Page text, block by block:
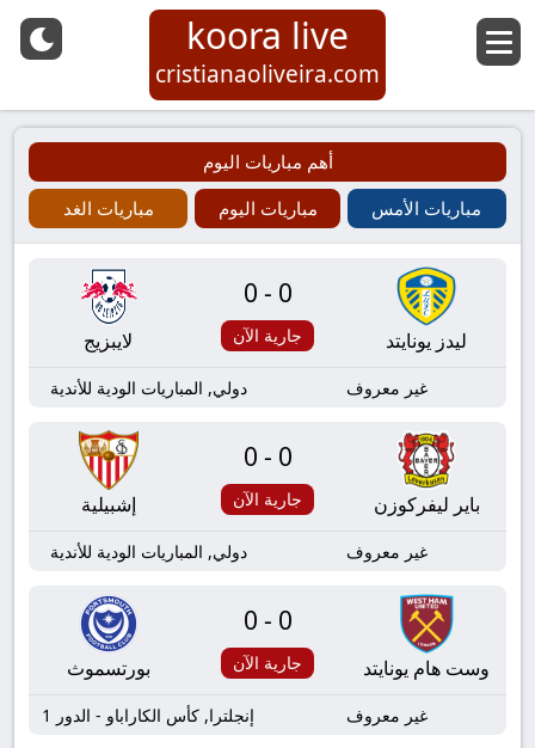
koora live
cristianaoliveira.com
أهم مباريات اليوم
مباريات الأمس
مباريات اليوم مباريات الغد
ليدز يونايتد
0-0
جارية الآن لايبزيج
غير معروف دولي, المباريات الودية للأندية
باير ليفركوزن
0-0
جارية الآن إشبيلية
غير معروف دولي, المباريات الودية للأندية
وست هام يونايتد
0-0
جارية الآن بورتسموث
غير معروف إنجلترا, كأس الكاراباو - الدور 1